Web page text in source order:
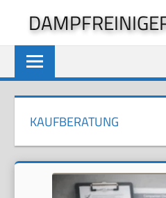
springen
KAUFBERATUNG